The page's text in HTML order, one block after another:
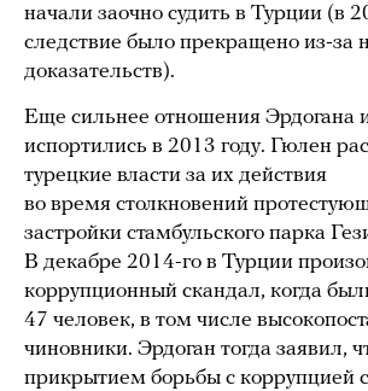
начали заочно судить в Турции (в
следствие было прекращено из-за
доказательств).
Еще сильнее отношения Эрдогана
испортились в 2013 году. Гюлен
турецкие власти за их действия
во время столкновений
застройки стамбульского парка
В декабре 2014-го в Турции
коррупционный скандал, когда
47 человек, в том числе
чиновники. Эрдоган тогда заявил,
прикрытием борьбы с коррупцией